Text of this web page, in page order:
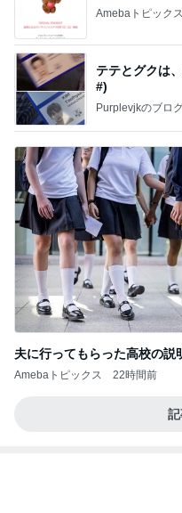
Amebaトピックス
テテとグクは
#)
Purplevjkのブロ
夫に行ってもらった高校の説
Amebaトピックス 22時間前